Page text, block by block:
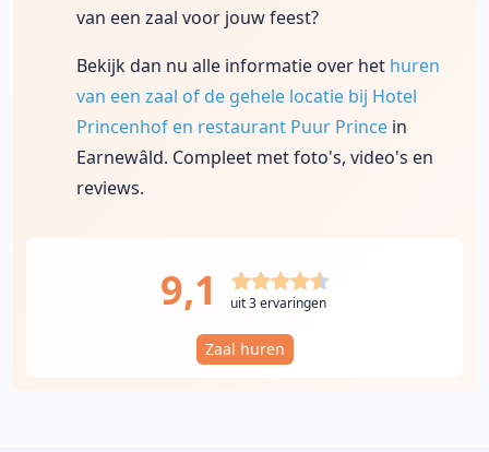
van een zaal voor jouw feest?
Bekijk dan nu alle informatie over het huren
van een zaal of de gehele locatie bij Hotel
Princenhof en restaurant Puur Prince in
Earnewâld. Compleet met foto's, video's en
reviews.
9,1 uit 3 ervaringen
Zaal huren